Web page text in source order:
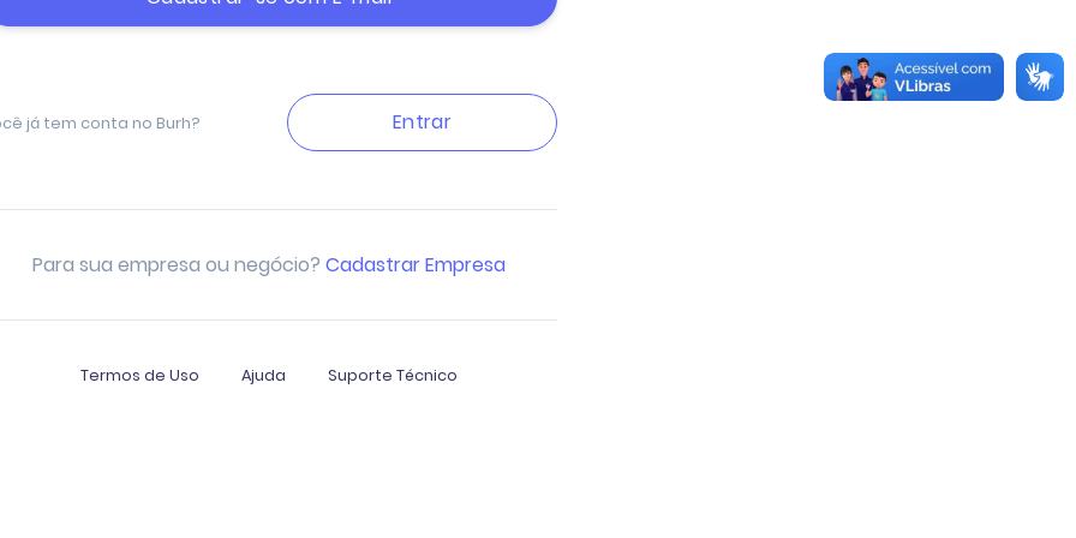
já tem conta no Burh? Entrar
Para sua empresa ou negócio? Cadastrar Empresa
Termos de Uso Ajuda Suporte Técnico